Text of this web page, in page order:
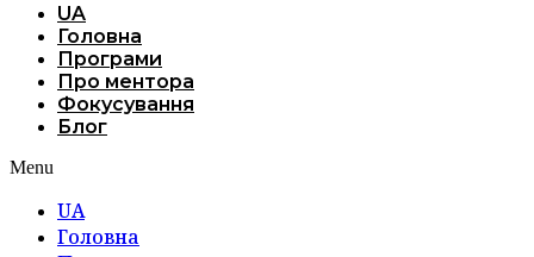
UA
Головна
Програми
Про ментора
Фокусування
Блог
Menu
UA
Головна